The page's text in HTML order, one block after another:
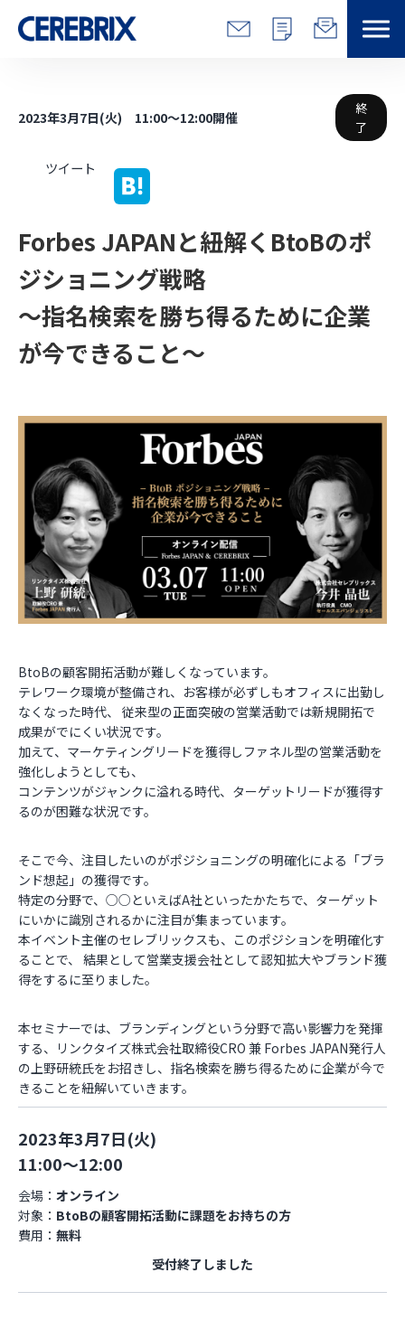
事例
コラム/営総研
セミナー
2023年3月7日(火) 11:00～12:00開催
終
了
ツイート
Forbes JAPANと紐解くBtoBのポ
ジショニング戦略
～指名検索を勝ち得るために企業
が今できること～
BtoBの顧客開拓活動が難しくなっています。
テレワーク環境が整備され、お客様が必ずしもオフィスに出勤し
なくなった時代、 従来型の正面突破の営業活動では新規開拓で
成果がでにくい状況です。
加えて、マーケティングリードを獲得しファネル型の営業活動を
強化しようとしても、
コンテンツがジャンクに溢れる時代、ターゲットリードが獲得す
るのが困難な状況です。
そこで今、注目したいのがポジショニングの明確化による「ブラ
ンド想起」の獲得です。
特定の分野で、○○といえばA社といったかたちで、ターゲット
にいかに識別されるかに注目が集まっています。
本イベント主催のセレブリックスも、このポジションを明確化す
ることで、 結果として営業支援会社として認知拡大やブランド獲
得をするに至りました。
本セミナーでは、ブランディングという分野で高い影響力を発揮
する、リンクタイズ株式会社取締役CRO 兼 Forbes JAPAN発行人
の上野研統氏をお招きし、指名検索を勝ち得るために企業が今で
きることを紐解いていきます。
2023年3月7日(火)
11:00～12:00
会場： オンライン
対象： BtoBの顧客開拓活動に課題をお持ちの方
費用： 無料
受付終了しました